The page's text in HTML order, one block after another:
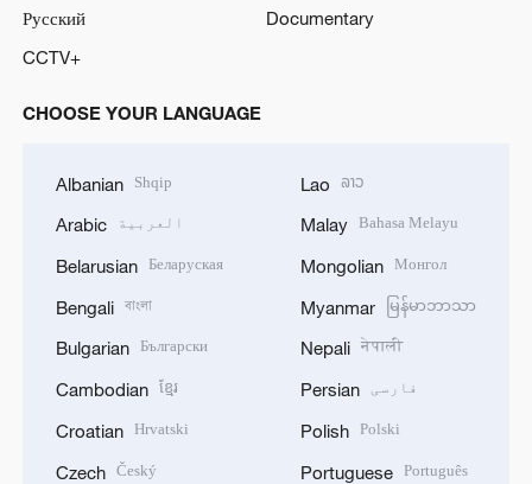
Русский
Documentary
CCTV+
CHOOSE YOUR LANGUAGE
Albanian Shqip
Arabic العربية
Belarusian Беларуская
Bengali বাংলা
Bulgarian Български
Cambodian ខ្មែរ
Croatian Hrvatski
Czech Český
Lao ລາວ
Malay Bahasa Melayu
Mongolian Монгол
Myanmar မြန်မာဘာသာ
Nepali नेपाली
Persian فارسی
Polish Polski
Portuguese Português